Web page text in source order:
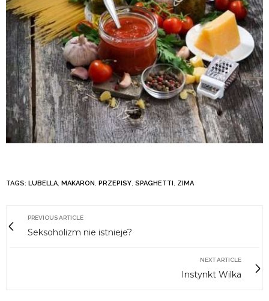
TAGS: LUBELLA, MAKARON, PRZEPISY, SPAGHETTI, ZIMA
PREVIOUS ARTICLE
Seksoholizm nie istnieje?
NEXT ARTICLE
Instynkt Wilka